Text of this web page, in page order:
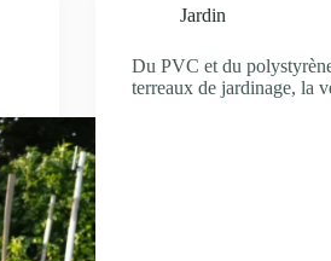
Jardin
Du PVC et du
terreaux de jardinage, la